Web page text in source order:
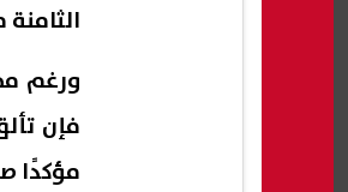
ورغم
فإن
مؤكدًا
شيرين عبد الوهاب
العلمين بعد غياب..